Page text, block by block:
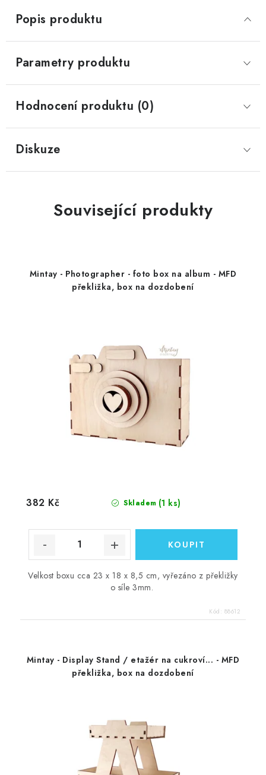
Popis produktu
Parametry produktu
Hodnocení produktu (0)
Diskuze
Související produkty
Mintay - Photographer - foto box na album - MFD
překližka, box na dozdobení
Skladem (1 ks)
382 Kč
Velkost boxu cca 23 x 18 x 8,5 cm, vyřezáno z překližky
o síle 3mm.
Kód: 88612
Mintay - Display Stand / etažér na cukroví... - MFD
překližka, box na dozdobení